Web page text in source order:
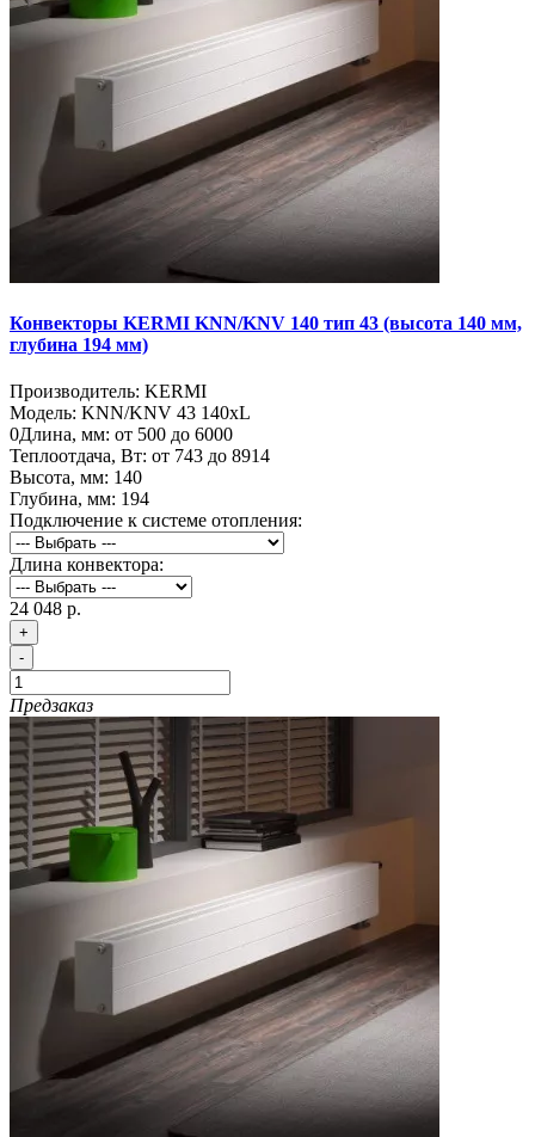
Конвекторы KERMI KNN/KNV 140 тип 43 (высота 140 мм,
глубина 194 мм)
Производитель: KERMI
Модель: KNN/KNV 43 140хL
0Длина, мм: от 500 до 6000
Теплоотдача, Вт: от 743 до 8914
Высота, мм: 140
Глубина, мм: 194
Подключение к системе отопления:
Длина конвектора:
24 048 р.
+
-
Предзаказ